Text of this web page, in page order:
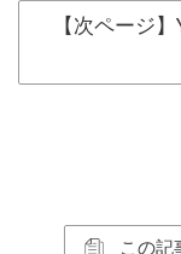
【次ページ
この記